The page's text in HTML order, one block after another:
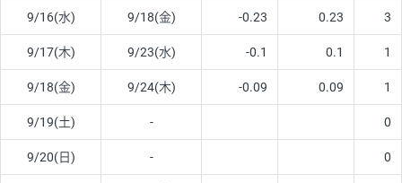
9/16(水) 9/18(金) -0.23 0.23 3
9/17(木) 9/23(水) -0.1 0.1 1
9/18(金) 9/24(木) -0.09 0.09 1
9/19(土) - 0
9/20(日) - 0